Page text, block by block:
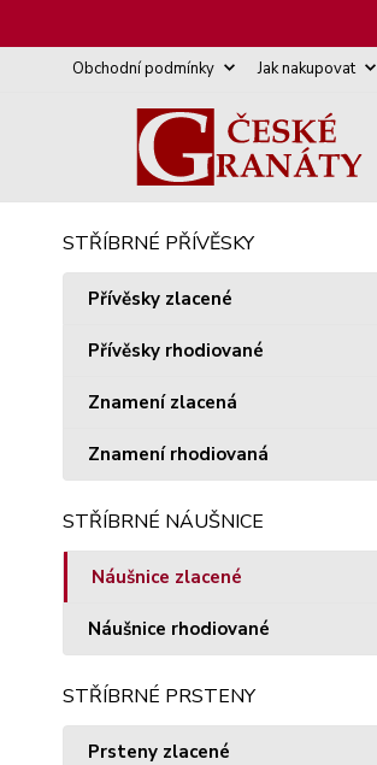
Obchodní podmínky Jak nakupovat
STŘÍBRNÉ PŘÍVĚSKY
Přívěsky zlacené
Přívěsky rhodiované
Znamení zlacená
Znamení rhodiovaná
STŘÍBRNÉ NÁUŠNICE
Náušnice zlacené
Náušnice rhodiované
STŘÍBRNÉ PRSTENY
Prsteny zlacené